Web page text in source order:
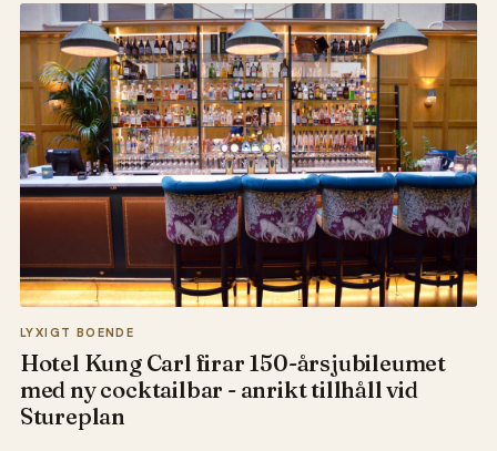
LYXIGT BOENDE
Hotel Kung Carl firar 150-årsjubileumet
med ny cocktailbar - anrikt tillhåll vid
Stureplan